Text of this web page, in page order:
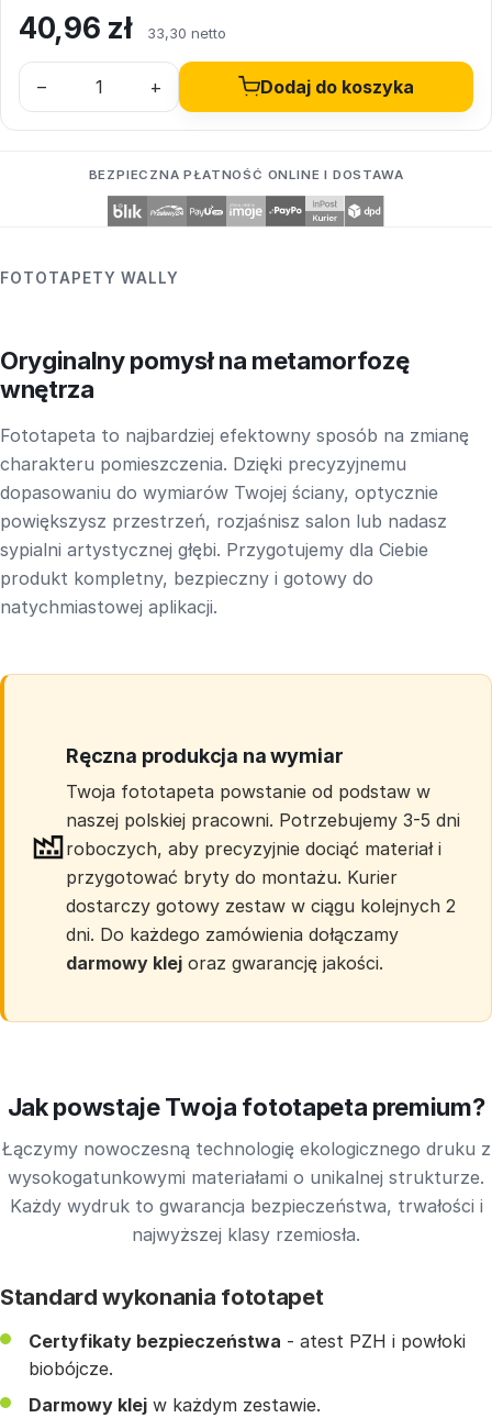
40,96 zł 33,30 netto
– + Dodaj do koszyka
BEZPIECZNA PŁATNOŚĆ ONLINE I DOSTAWA
FOTOTAPETY WALLY
Oryginalny pomysł na metamorfozę
wnętrza
Fototapeta to najbardziej efektowny sposób na zmianę
charakteru pomieszczenia. Dzięki precyzyjnemu
dopasowaniu do wymiarów Twojej ściany, optycznie
powiększysz przestrzeń, rozjaśnisz salon lub nadasz
sypialni artystycznej głębi. Przygotujemy dla Ciebie
produkt kompletny, bezpieczny i gotowy do
natychmiastowej aplikacji.
Ręczna produkcja na wymiar
Twoja fototapeta powstanie od podstaw w
naszej polskiej pracowni. Potrzebujemy 3-5 dni
roboczych, aby precyzyjnie dociąć materiał i
przygotować bryty do montażu. Kurier
dostarczy gotowy zestaw w ciągu kolejnych 2
dni. Do każdego zamówienia dołączamy
darmowy klej oraz gwarancję jakości.
Jak powstaje Twoja fototapeta premium?
Łączymy nowoczesną technologię ekologicznego druku z
wysokogatunkowymi materiałami o unikalnej strukturze.
Każdy wydruk to gwarancja bezpieczeństwa, trwałości i
najwyższej klasy rzemiosła.
Standard wykonania fototapet
Certyfikaty bezpieczeństwa - atest PZH i powłoki
biobójcze.
Darmowy klej w każdym zestawie.